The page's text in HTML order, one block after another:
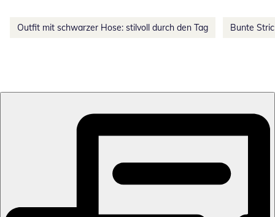
Outfit mit schwarzer Hose: stilvoll durch den Tag Bunte